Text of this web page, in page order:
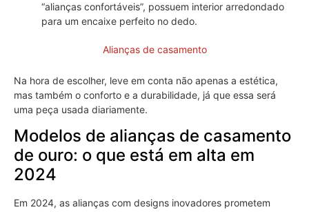
“alianças confortáveis”, possuem interior arredondado
para um encaixe perfeito no dedo.
Alianças de casamento
Na hora de escolher, leve em conta não apenas a estética,
mas também o conforto e a durabilidade, já que essa será
uma peça usada diariamente.
Modelos de alianças de casamento
de ouro: o que está em alta em
2024
Em 2024, as alianças com designs inovadores prometem